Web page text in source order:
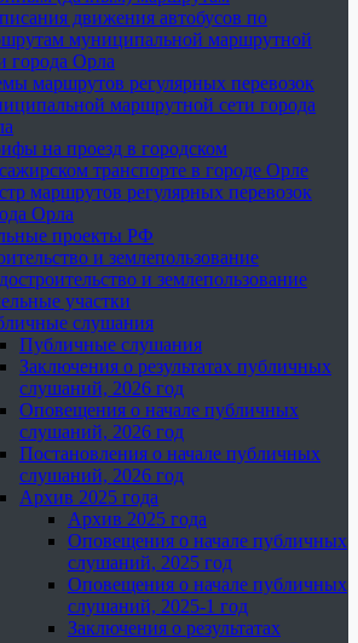
движения автобусов по
муниципальной маршрутной
города Орла
маршрутов регулярных перевозок
маршрутной сети города
на проезд в городском
транспорте в городе Орле
маршрутов регулярных перевозок
Орла
проекты РФ
и землепользование
и землепользование
участки
слушания
Публичные слушания
Заключения о результатах публичных
слушаний, 2026 год
Оповещения о начале публичных
слушаний, 2026 год
Постановления о начале публичных
слушаний, 2026 год
Архив 2025 года
Архив 2025 года
Оповещения о начале публичных
слушаний, 2025 год
Оповещения о начале публичных
слушаний, 2025-1 год
Заключения о результатах